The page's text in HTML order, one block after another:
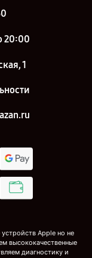
20:00
1
Apple но не
высококачественные
диагностику и